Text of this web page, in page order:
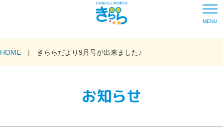
MENU
HOME きららだより9月号が出来ました♪
お知らせ